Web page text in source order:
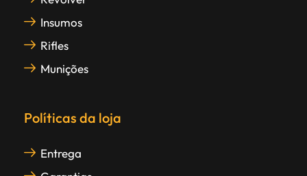
Insumos
Rifles
Munições
Políticas da loja
Entrega